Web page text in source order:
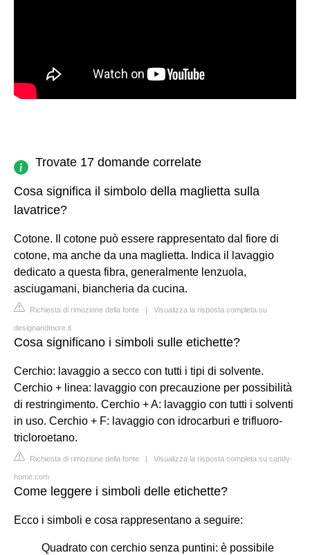
Trovate 17 domande correlate
Cosa significa il simbolo della maglietta sulla
lavatrice?
Cotone. Il cotone può essere rappresentato dal fiore di
cotone, ma anche da una maglietta. Indica il lavaggio
dedicato a questa fibra, generalmente lenzuola,
asciugamani, biancheria da cucina.
Richiesta di rimozione della fonte | Visualizza la risposta completa su
designandmore.it
Cosa significano i simboli sulle etichette?
Cerchio: lavaggio a secco con tutti i tipi di solvente.
Cerchio + linea: lavaggio con precauzione per possibilità
di restringimento. Cerchio + A: lavaggio con tutti i solventi
in uso. Cerchio + F: lavaggio con idrocarburi e trifluoro-
tricloroetano.
Richiesta di rimozione della fonte | Visualizza la risposta completa su candy-
home.com
Come leggere i simboli delle etichette?
Ecco i simboli e cosa rappresentano a seguire:
Quadrato con cerchio senza puntini: è possibile